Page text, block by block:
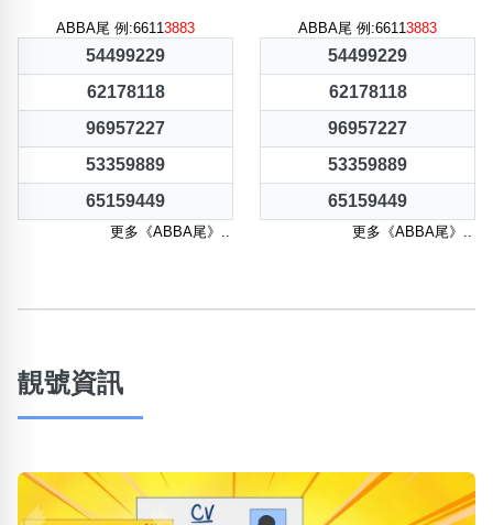
ABBA尾 例:66113883
54499229
62178118
96957227
53359889
65159449
更多《ABBA尾》..
ABBA尾 例:66113883
54499229
62178118
96957227
53359889
65159449
更多《ABBA尾》..
靚號資訊